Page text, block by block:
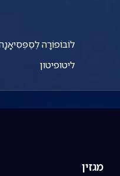
לוֹבּוֹפוֹרָה
ליטופיטון
מגזין